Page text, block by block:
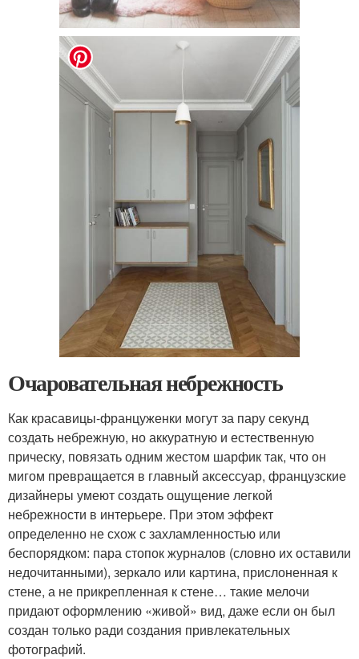
Очаровательная небрежность
Как красавицы-француженки могут за пару секунд
создать небрежную, но аккуратную и естественную
прическу, повязать одним жестом шарфик так, что он
мигом превращается в главный аксессуар, французские
дизайнеры умеют создать ощущение легкой
небрежности в интерьере. При этом эффект
определенно не схож с захламленностью или
беспорядком: пара стопок журналов (словно их оставили
недочитанными), зеркало или картина, прислоненная к
стене, а не прикрепленная к стене… такие мелочи
придают оформлению «живой» вид, даже если он был
создан только ради создания привлекательных
фотографий.